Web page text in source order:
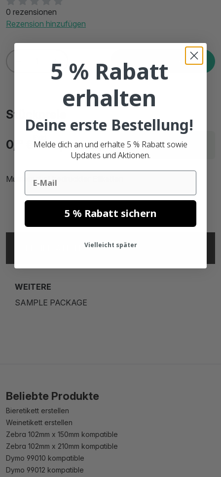
0 rezensionen
Rezension hinzufügen
In den Warenkorb
Stückpreis
0,00€Bruttopreise
0,
MwSt.
Lieferzeit innerhalb
von 2 Arbeitstagen
Musterpaket bedruckter Etiketten
SPECIFICATIONS
WEITERE
SAMPLE PACKAGE
Beliebte Produkte
Bieretikett erstellen
Weinetikett erstellen
Zebra 102mm x 150mm kompatible
Zebra 102mm x 210mm kompatible
Dymo 99010 kompatible
Dymo 99012 kompatible
5 % Rabatt
erhalten
Deine erste Bestellung!
Melde dich an und erhalte 5 % Rabatt sowie
Updates und Aktionen.
Email
5 % Rabatt sichern
Vielleicht später